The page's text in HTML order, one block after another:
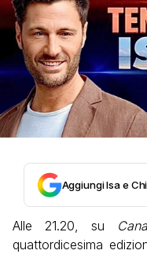
Aggiungi Isa e
Alle 21.20, su
quattordicesima